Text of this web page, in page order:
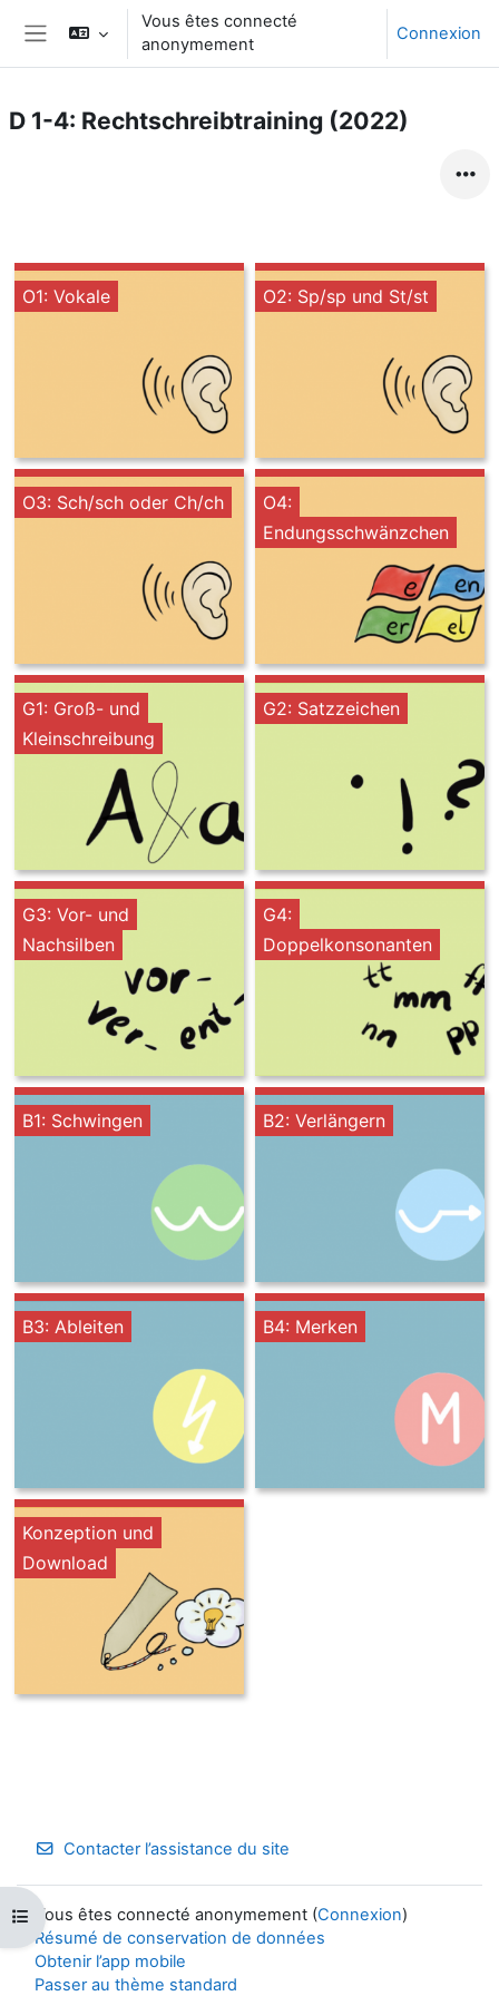
Passer au contenu principal
Panneau latéral
Vous êtes connecté
anonymement
Connexion
Ouvrir l’index du cours
D 1-4: Rechtschreibtraining (2022)
O1: Vokale O2: Sp/sp und St/st
O3: Sch/sch oder Ch/ch
O4:
Endungsschwänzchen
G1: Groß- und
Kleinschreibung
G2: Satzzeichen
G3: Vor- und
Nachsilben
G4:
Doppelkonsonanten
B1: Schwingen B2: Verlängern
B3: Ableiten B4: Merken
Konzeption und
Download
Contacter l’assistance du site
Vous êtes connecté anonymement (Connexion)
Résumé de conservation de données
Obtenir l’app mobile
Passer au thème standard